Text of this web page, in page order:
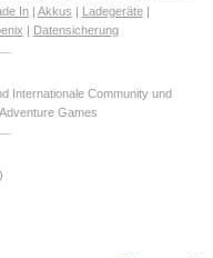
In| Akkus | Ladegeräte|
| Datensicherung
Internationale Community und
Games